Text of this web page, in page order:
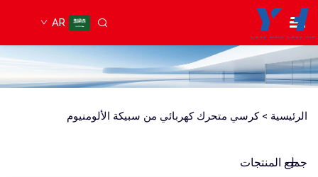
AR
الرئيسية > كرسي متحرك كهربائي من سبيكة الألومنيوم
جميع المنتجات